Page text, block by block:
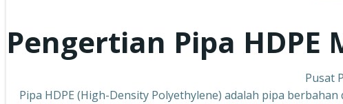
Pengertian Pipa
Pusat
Pipa HDPE (High-Density Polyethylene) adalah pipa